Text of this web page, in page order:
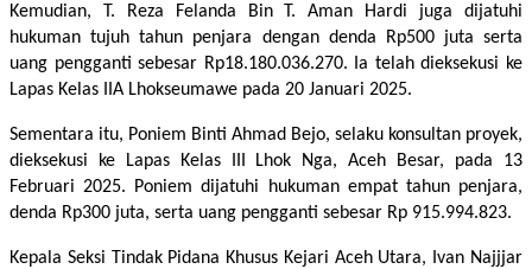
Kemudian, T. Reza Felanda Bin T. Aman Hardi juga dijatuhi
hukuman tujuh tahun penjara dengan denda Rp500 juta serta
uang pengganti sebesar Rp18.180.036.270. Ia telah dieksekusi ke
Lapas Kelas IIA Lhokseumawe pada 20 Januari 2025.
Sementara itu, Poniem Binti Ahmad Bejo, selaku konsultan proyek,
dieksekusi ke Lapas Kelas III Lhok Nga, Aceh Besar, pada 13
Februari 2025. Poniem dijatuhi hukuman empat tahun penjara,
denda Rp300 juta, serta uang pengganti sebesar Rp 915.994.823.
Kepala Seksi Tindak Pidana Khusus Kejari Aceh Utara, Ivan Najjjar